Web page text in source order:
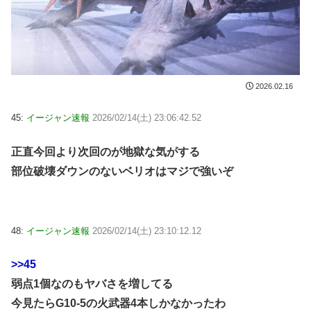
2026.02.16
45: イージャン速報 2026/02/14(土) 23:06:42.52
正直今回より次回のが地獄な気がする
部位破壊ダウンのないベリオはマジで強いぞ
48: イージャン速報 2026/02/14(土) 23:10:12.12
>>45
弱点1個なのもヤバさを増してる
今見たらG10-5の火武器4本しかなかったわ